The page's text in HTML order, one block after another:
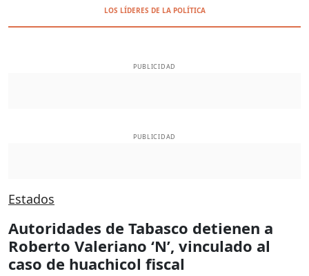
LOS LÍDERES DE LA POLÍTICA
PUBLICIDAD
PUBLICIDAD
Estados
Autoridades de Tabasco detienen a
Roberto Valeriano ‘N’, vinculado al
caso de huachicol fiscal